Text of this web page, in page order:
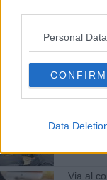
Personal
CONFIRM
Data
Poste
La
Corso
Via al